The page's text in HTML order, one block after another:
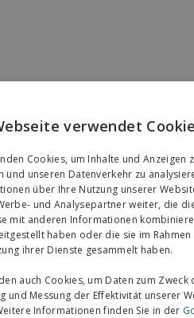
verwendet
Cookies, um Inhalte und Anzeigen
und unseren Datenverkehr zu
über Ihre Nutzung unserer
und Analysepartner weiter, die
mit anderen Informationen
haben oder die sie im
ihrer Dienste gesammelt haben.
auch Cookies, um Daten zum Zweck
und Messung der Effektivität unserer
Informationen finden Sie in der